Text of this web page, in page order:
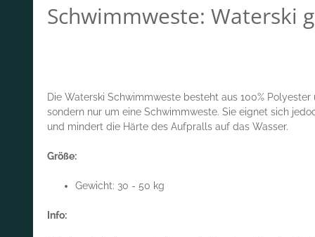
Schwimmweste: Waterski
Die Waterski Schwimmweste besteht aus 100%
sondern nur um eine Schwimmweste. Sie eignet sich
und mindert die Härte des Aufpralls auf das Wasser.
Größe:
Gewicht: 30 - 50 kg
Info: